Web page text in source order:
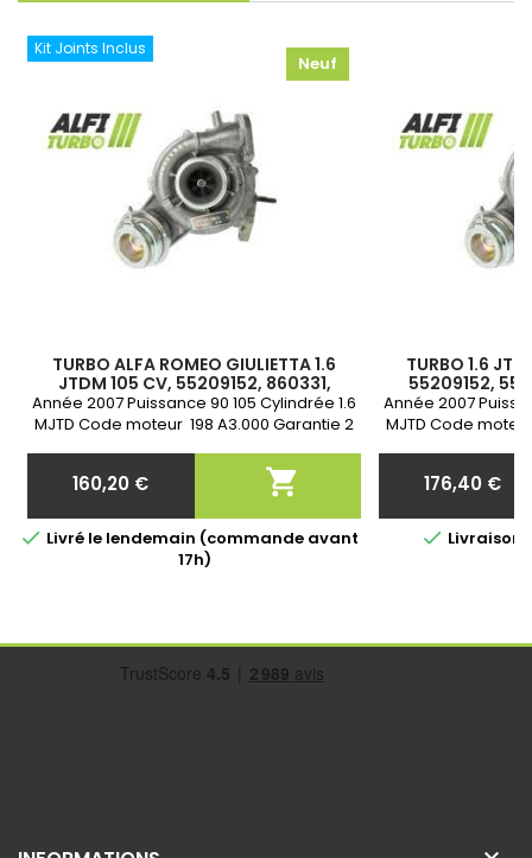
Kit Joints Inclus
Neuf
TURBO ALFA ROMEO GIULIETTA 1.6
JTDM 105 CV, 55209152, 860331,
55230176, 55229855, 55229855,
766891-1, 784844-1, 807068-1
Année 2007 Puissance 90 105 Cylindrée 1.6
MJTD Code moteur 198 A3.000 Garantie 2
Prix
160,20 € 
 Livré le lendemain (commande avant
17h)
TURBO 1.6
55209152,
71794561,
766891-1,
Année 2007
MJTD Code
Prix
176,40 €
 Livraison